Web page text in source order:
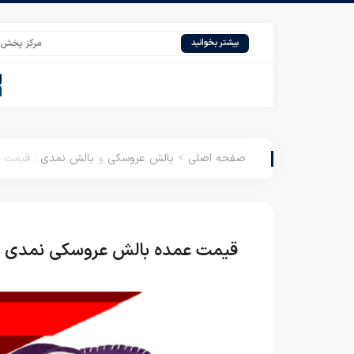
بیشتر بخوانید مرکز پخش پتو
صفحه اصلی > بالش عروسکی و بالش نمدی : قیمت
قیمت عمده بالش عروسکی نمدی